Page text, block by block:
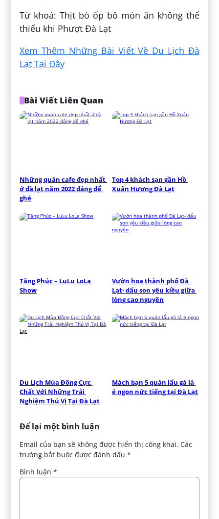
Từ khoá: Thịt bò ốp bô món ăn không thể
thiếu khi Phượt Đà Lạt
Xem Thêm Những Bài Viết Về Du Lịch Đà
Lạt Tại Đây
Bài Viết Liên Quan
Những quán cafe đẹp nhất
ở đà lạt năm 2022 đáng để
ghé
Top 4 khách sạn gần Hồ
Xuân Hương Đà Lạt
Tăng Phúc – LuLu LoLa
Show
Vườn hoa thành phố Đà
Lạt- dấu son yêu kiều giữa
lòng cao nguyên
Du Lịch Mùa Đông Cực
Chất Với Những Trải
Nghiệm Thú Vị Tại Đà Lạt
Mách bạn 5 quán lẩu gà lá
é ngon nức tiếng tại Đà Lạt
Để lại một bình luận
Email của bạn sẽ không được hiển thị công khai. Các
trường bắt buộc được đánh dấu*
Bình luận*